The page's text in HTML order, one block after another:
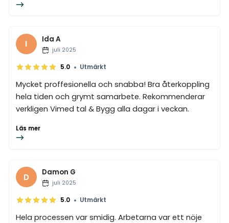
I Ida A
juli 2025
5.0 • Utmärkt
Mycket proffesionella och snabba! Bra återkoppling
hela tiden och grymt samarbete. Rekommenderar
verkligen Vimed tal & Bygg alla dagar i veckan.
Läs mer
D Damon G
juli 2025
5.0 • Utmärkt
Hela processen var smidig. Arbetarna var ett nöje